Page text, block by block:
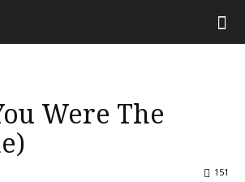
Were The
151